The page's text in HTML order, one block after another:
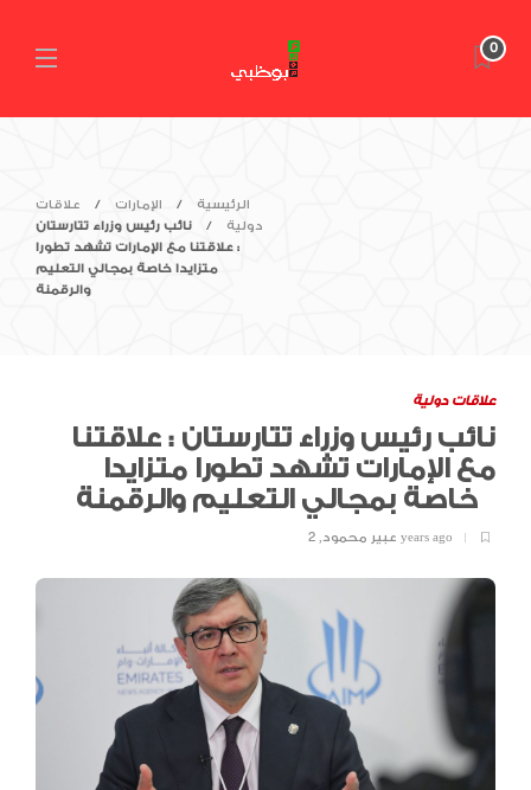
0
الرئيسية الإمارات
علاقات
دولية
نائب رئيس وزراء تتارستان
: علاقتنا مع الإمارات تشهد تطورا
متزايدا خاصة بمجالي التعليم
والرقمنة
علاقات دولية
نائب رئيس وزراء تتارستان : علاقتنا
مع الإمارات تشهد تطورا متزايدا
عبير محمود, 2 years ago